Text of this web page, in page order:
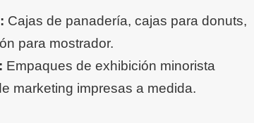
Cajas de panadería, cajas para donuts,
para mostrador.
Empaques de exhibición minorista
marketing impresas a medida.